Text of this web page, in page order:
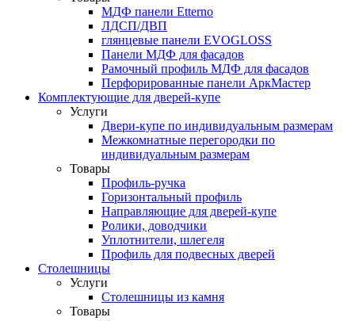
МДФ панели Etterno
ЛДСП/ДВП
глянцевые панели EVOGLOSS
Панели МДФ для фасадов
Рамочный профиль МДФ для фасадов
Перфорированные панели АркМастер
Комплектующие для дверей-купе
Услуги
Двери-купе по индивидуальным размерам
Межкомнатные перегородки по
индивидуальным размерам
Товары
Профиль-ручка
Горизонтальный профиль
Направляющие для дверей-купе
Ролики, доводчики
Уплотнители, шлегеля
Профиль для подвесных дверей
Столешницы
Услуги
Столешницы из камня
Товары